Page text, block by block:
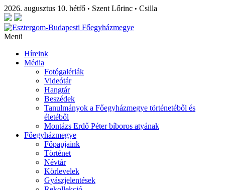
2026. augusztus 10. hétfő • Szent Lőrinc • Csilla
Menü
Híreink
Média
Fotógalériák
Videótár
Hangtár
Beszédek
Tanulmányok a Főegyházmegye történetéből és
életéből
Montázs Erdő Péter bíboros atyának
Főegyházmegye
Főpapjaink
Történet
Névtár
Körlevelek
Gyászjelentések